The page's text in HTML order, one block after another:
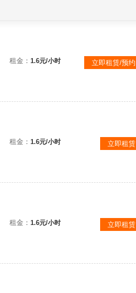
租金： 1.6元/小时 立即租赁/预约
租金： 1.6元/小时 立即租赁
租金： 1.6元/小时 立即租赁